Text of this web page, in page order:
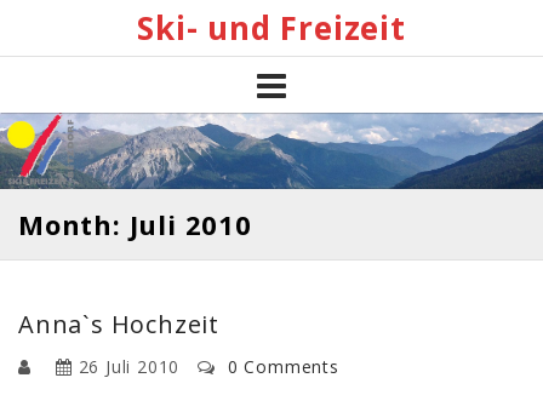
Ski- und Freizeit
Month: Juli 2010
Anna`s Hochzeit
26 Juli 2010 0 Comments